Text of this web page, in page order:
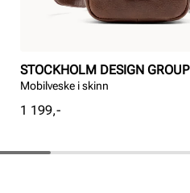
STOCKHOLM DESIGN GROUP
Mobilveske i skinn
Pris
1 199,-